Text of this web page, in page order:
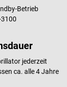
Betrieb
jederzeit
ca. alle 4 Jahre